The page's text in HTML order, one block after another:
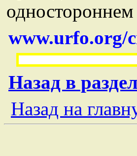
www.urfo.org/
Назад в
Назад на